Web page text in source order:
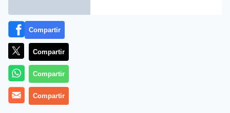
Compartir
Compartir
Compartir
Compartir